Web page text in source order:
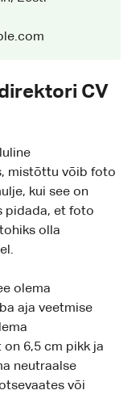
CV
mistõttu võib foto
kui see on
pidada, et foto
olla
olema
aja veetmise
6,5 cm pikk ja
neutraalse
või